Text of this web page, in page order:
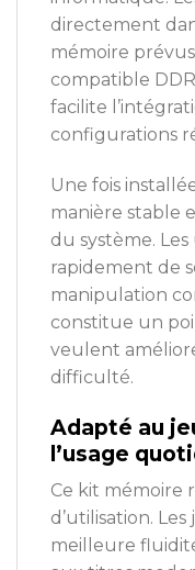
directement
mémoire
compatible
facilite
configurations
Une fois
manière stable
du système.
rapidement de
manipulation
constitue un
veulent
difficulté.
Adapté au
l’usage
Ce kit mémoire
d’utilisation.
meilleure